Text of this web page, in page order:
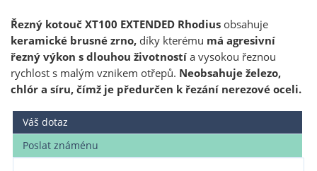
Řezný kotouč XT100 EXTENDED Rhodius obsahuje
keramické brusné zrno, díky kterému má agresivní
řezný výkon s dlouhou životnostía vysokou řeznou
rychlost s malým vznikem otřepů. Neobsahuje železo,
chlór a síru, čímž je předurčen k řezání nerezové oceli.
Váš dotaz
Poslat známénu